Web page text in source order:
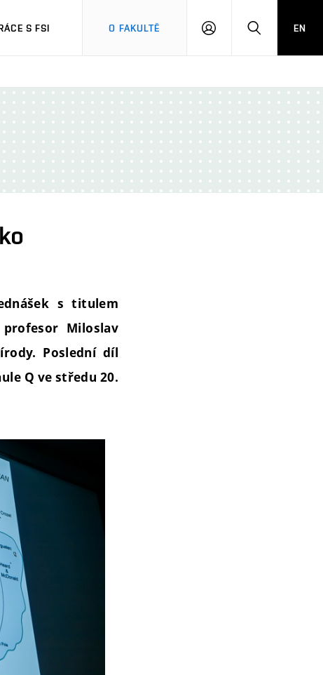
S FSI O FAKULTĚ
PŘIHLÁŠENÍHLEDAT
EN
s titulem
Miloslav
Poslední díl
Q ve středu 20.